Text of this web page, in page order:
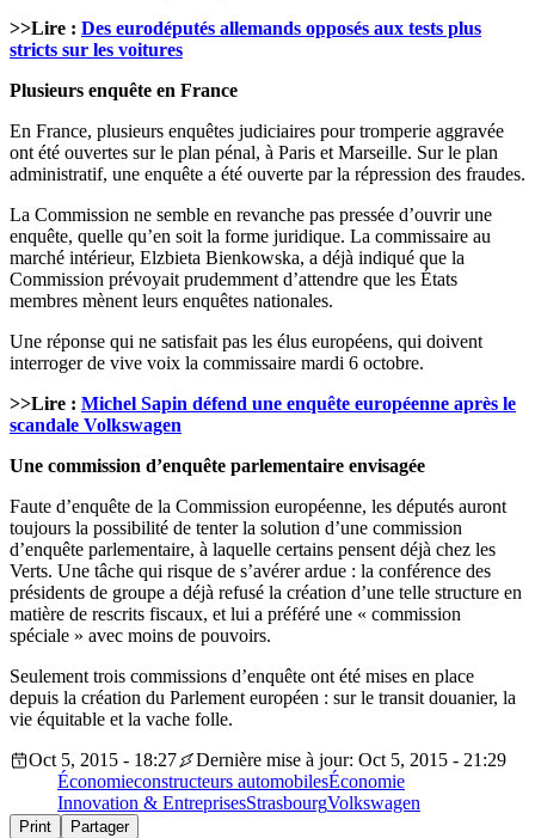
>>Lire : Des eurodéputés allemands opposés aux tests plus
stricts sur les voitures
Plusieurs enquête en France
En France, plusieurs enquêtes judiciaires pour tromperie aggravée
ont été ouvertes sur le plan pénal, à Paris et Marseille. Sur le plan
administratif, une enquête a été ouverte par la répression des fraudes.
La Commission ne semble en revanche pas pressée d’ouvrir une
enquête, quelle qu’en soit la forme juridique. La commissaire au
marché intérieur, Elzbieta Bienkowska, a déjà indiqué que la
Commission prévoyait prudemment d’attendre que les États
membres mènent leurs enquêtes nationales.
Une réponse qui ne satisfait pas les élus européens, qui doivent
interroger de vive voix la commissaire mardi 6 octobre.
>>Lire : Michel Sapin défend une enquête européenne après le
scandale Volkswagen
Une commission d’enquête parlementaire envisagée
Faute d’enquête de la Commission européenne, les députés auront
toujours la possibilité de tenter la solution d’une commission
d’enquête parlementaire, à laquelle certains pensent déjà chez les
Verts. Une tâche qui risque de s’avérer ardue : la conférence des
présidents de groupe a déjà refusé la création d’une telle structure en
matière de rescrits fiscaux, et lui a préféré une « commission
spéciale » avec moins de pouvoirs.
Seulement trois commissions d’enquête ont été mises en place
depuis la création du Parlement européen : sur le transit douanier, la
vie équitable et la vache folle.
Oct 5, 2015 - 18:27
Dernière mise à jour: Oct 5, 2015 - 21:29
Économieconstructeurs automobilesÉconomie
Innovation & EntreprisesStrasbourgVolkswagen
Print Partager